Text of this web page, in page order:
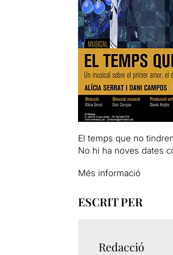
El temps que no
No hi ha noves dates
Més informació
ESCRIT PER
Redacció